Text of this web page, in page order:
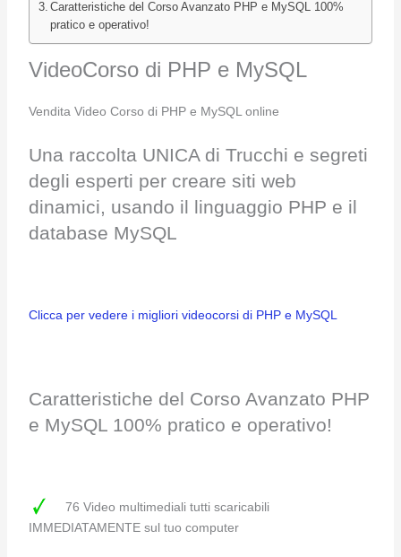
Caratteristiche del Corso Avanzato PHP e MySQL 100%
pratico e operativo!
VideoCorso di PHP e MySQL
Vendita Video Corso di PHP e MySQL online
Una raccolta UNICA di Trucchi e segreti
degli esperti per creare siti web
dinamici, usando il linguaggio PHP e il
database MySQL
Clicca per vedere i migliori videocorsi di PHP e MySQL
Caratteristiche del Corso Avanzato PHP
e MySQL 100% pratico e operativo!
76 Video multimediali tutti scaricabili
IMMEDIATAMENTE sul tuo computer